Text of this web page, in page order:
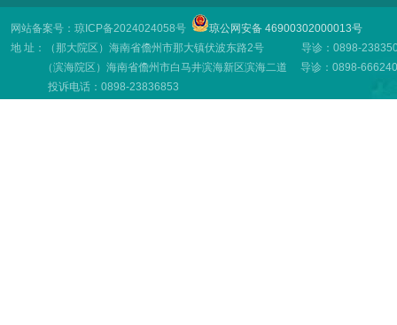
网站备案号：琼ICP备2024024058号
琼公网安备 46900302000013号
地 址：（那大院区）海南省儋州市那大镇伏波东路2号 导诊：0898-
（滨海院区）海南省儋州市白马井滨海新区滨海二道 导诊：0898-
投诉电话：0898-23836853